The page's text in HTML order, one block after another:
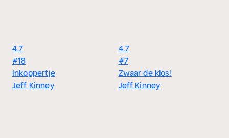
4.7
#18
Inkoppertje
Jeff Kinney
4.7
#7
Zwaar de klos!
Jeff Kinney